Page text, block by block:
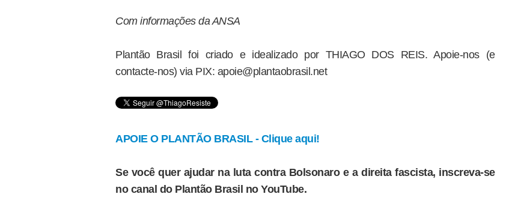
Com informações da ANSA
Plantão Brasil foi criado e idealizado por THIAGO DOS REIS. Apoie-nos (e
contacte-nos) via PIX: apoie@plantaobrasil.net
APOIE O PLANTÃO BRASIL - Clique aqui!
Se você quer ajudar na luta contra Bolsonaro e a direita fascista, inscreva-se
no canal do Plantão Brasil no YouTube.